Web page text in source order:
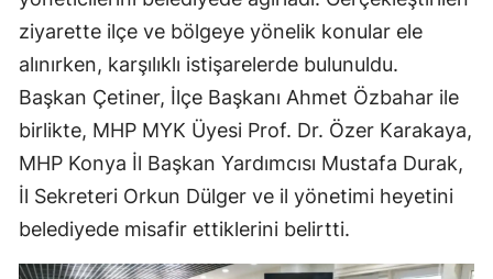
Erzincan
Erzurum
Eskişehir
Gaziantep
Gümüşhane
ziyarette ilçe ve bölgeye yönelik konular ele
alınırken, karşılıklı istişarelerde bulunuldu.
Başkan Çetiner, İlçe Başkanı Ahmet Özbahar ile
birlikte, MHP MYK Üyesi Prof. Dr. Özer Karakaya,
MHP Konya İl Başkan Yardımcısı Mustafa Durak,
İl Sekreteri Orkun Dülger ve il yönetimi heyetini
belediyede misafir ettiklerini belirtti.